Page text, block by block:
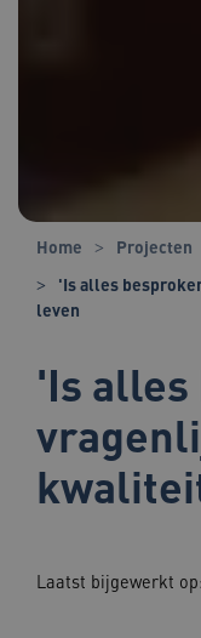
Home
Projecten
'Is alles
leven
'Is alles
Laatst bijgewerkt